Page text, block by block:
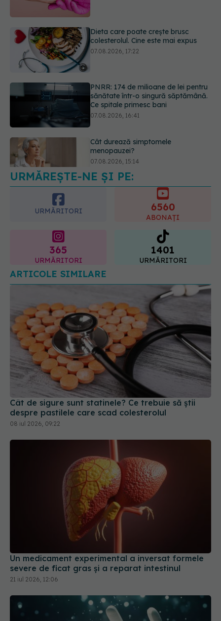
PNRR: 174 de milioane de lei pentru
sănătate într-o singură săptămână.
Cât durează simptomele
menopauzei?
07.08.2026, 15:14
EXCLUSIV Cancerele care pot fi
prevenite. Dr. Sorin Bogdan
prevenție
07.08.2026, 20:09
URMĂREȘTE-NE ȘI PE:
URMĂRITORI
ABONAȚI
URMĂRITORI
1401
URMĂRITORI
ARTICOLE SIMILARE
Cât de sigure sunt statinele? Ce trebuie să știi
despre pastilele care scad colesterolul
08 iul 2026, 09:22
Un medicament experimental a inversat formele
severe de ficat gras și a reparat intestinul